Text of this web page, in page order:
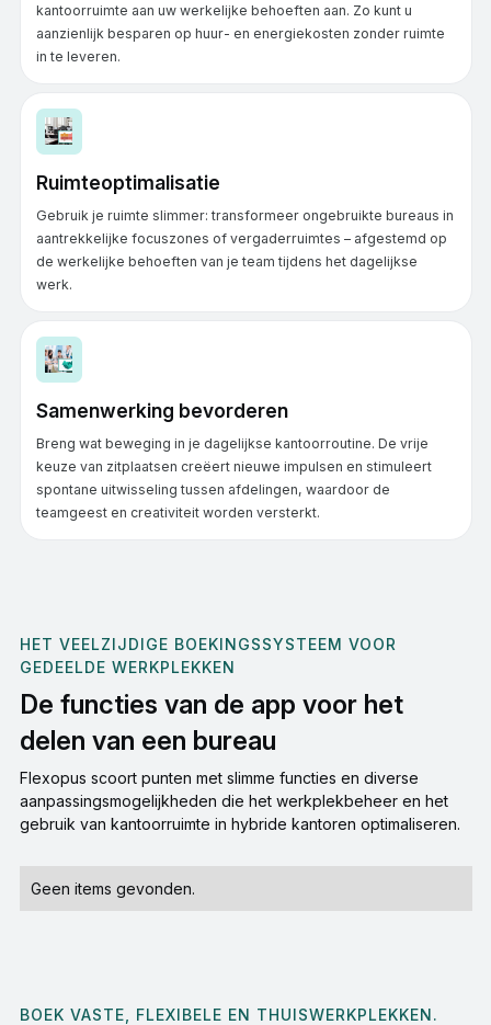
kantoorruimte aan uw werkelijke behoeften aan. Zo kunt u
aanzienlijk besparen op huur- en energiekosten zonder ruimte
in te leveren.
Ruimteoptimalisatie
Gebruik je ruimte slimmer: transformeer ongebruikte bureaus in
aantrekkelijke focuszones of vergaderruimtes – afgestemd op
de werkelijke behoeften van je team tijdens het dagelijkse
werk.
Samenwerking bevorderen
Breng wat beweging in je dagelijkse kantoorroutine. De vrije
keuze van zitplaatsen creëert nieuwe impulsen en stimuleert
spontane uitwisseling tussen afdelingen, waardoor de
teamgeest en creativiteit worden versterkt.
HET VEELZIJDIGE BOEKINGSSYSTEEM VOOR
GEDEELDE WERKPLEKKEN
De functies van de app voor het
delen van een bureau
Flexopus scoort punten met slimme functies en diverse
aanpassingsmogelijkheden die het werkplekbeheer en het
gebruik van kantoorruimte in hybride kantoren optimaliseren.
Geen items gevonden.
BOEK VASTE, FLEXIBELE EN THUISWERKPLEKKEN.